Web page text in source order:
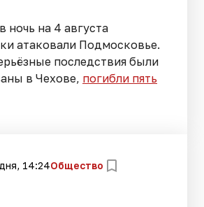
ночь на 4 августа
атаковали Подмосковье.
последствия были
в Чехове, погибли пять
14:24Общество